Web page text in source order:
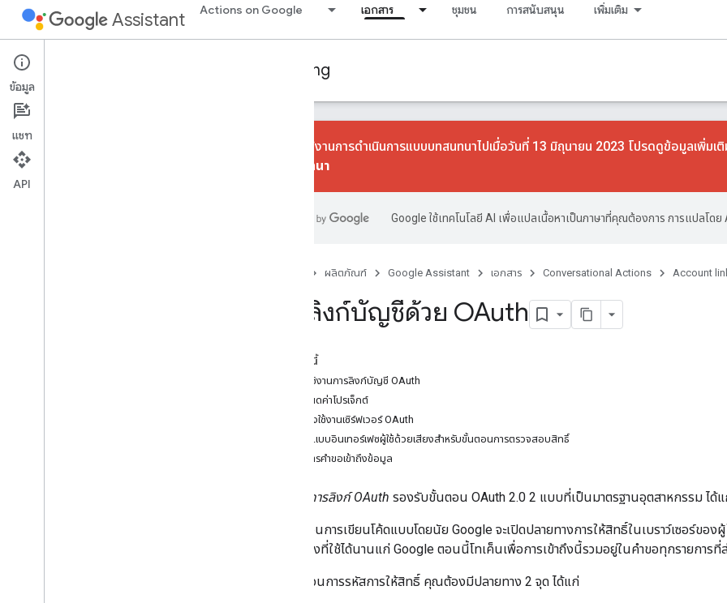
Assistant Actions on Google เอกสาร ชุมชน การสนับสนุน เพิ่มเติม
Conversational Actions Account linking
เรียนรู้พื้นฐาน
เราเลิกใช้งานการดําเนินการแบบบทสนทนาไปเมื่อวันที่ 13 มิถุนายน 2023 โปรดดูข้อมูลเพิ่มเ
การสนทนา
Google ใช้เทคโนโลยี AI เพื่อแปลเนื้อหาเป็นภาษาที่คุณต้องการ การแปลโด
ผลิตภัณฑ์ Google Assistant เอกสาร Conversational Actions Account
การลิงก์บัญชีด้วย OAuth
ในหน้านี้
ติดตั้งใช้งานการลิงก์บัญชี OAuth
กำหนดค่าโปรเจ็กต์
ติดตั้งใช้งานเซิร์ฟเวอร์ OAuth
ออกแบบอินเทอร์เฟซผู้ใช้ด้วยเสียงสำหรับขั้นตอนการตรวจสอบสิทธิ์
จัดการคำขอเข้าถึงข้อมูล
การลิงก์ OAuth รองรับขั้นตอน OAuth 2.0 2 แบบที่เป็นมาตรฐานอุตสาหกรรม ได้
ในขั้นตอนการเขียนโค้ดแบบโดยนัย Google จะเปิดปลายทางการให้สิทธิ์ในเบราว์เซอร์ขอ
การเข้าถึงที่ใช้ได้นานแก่ Google ตอนนี้โทเค็นเพื่อการเข้าถึงนี้รวมอยู่ในคําขอทุกรายกา
ในกระบวนการรหัสการให้สิทธิ์ คุณต้องมีปลายทาง 2 จุด ได้แก่
ข้อมูล
แชท
API